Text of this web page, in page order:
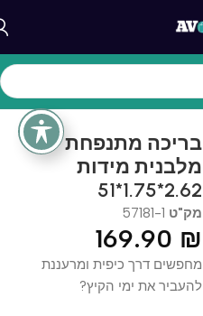
בריכה מתנפחת
מלבנית מידות
2.62*1.75*51
מק"ט 57181-1
169.90 ₪
מחפשים דרך כיפית ומרעננת
להעביר את ימי הקיץ?